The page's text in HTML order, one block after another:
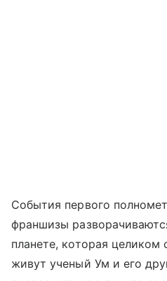
События первого
франшизы
планете, которая целиком
живут ученый Ум и его